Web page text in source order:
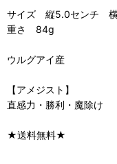
サイズ 縦5.0センチ
重さ 84g
ウルグアイ産
【アメジスト】
直感力・勝利・魔除け
★送料無料★